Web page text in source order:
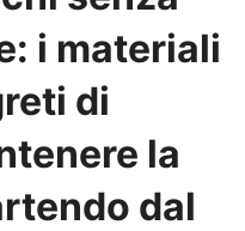
i materiali
di
la
dal